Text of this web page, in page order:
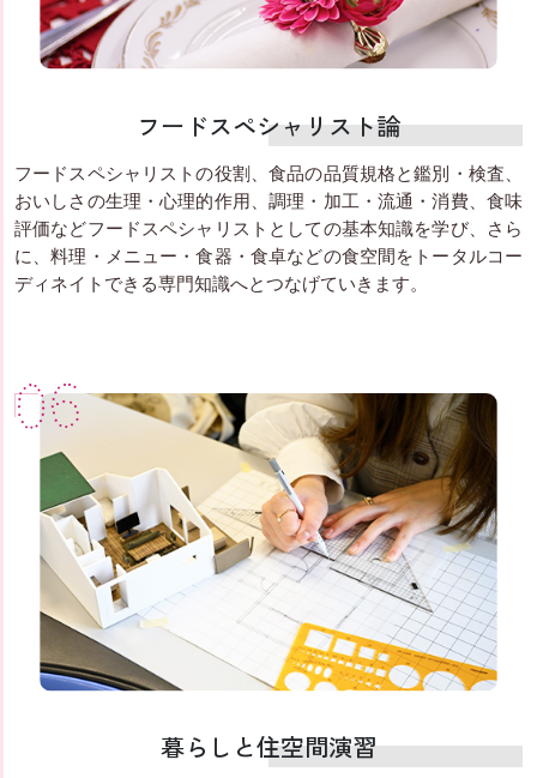
フードスペシャリスト論
フードスペシャリストの役割、食品の品質規格と鑑別・検査、
おいしさの生理・心理的作用、調理・加工・流通・消費、食味
評価などフードスペシャリストとしての基本知識を学び、さら
に、料理・メニュー・食器・食卓などの食空間をトータルコー
ディネイトできる専門知識へとつなげていきます。
暮らしと住空間演習
06